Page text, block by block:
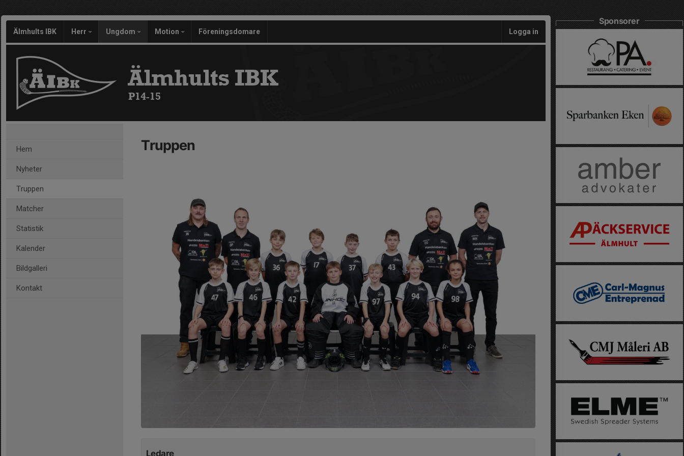
Älmhults IBK Herr Ungdom Motion Föreningsdomare Logga in
Älmhults IBK
P14-15
Hem
Nyheter
Truppen
Matcher
Statistik
Kalender
Bildgalleri
Kontakt
Truppen
Ledare
Sponsorer